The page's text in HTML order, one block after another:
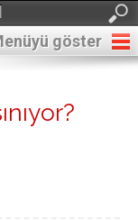
göster